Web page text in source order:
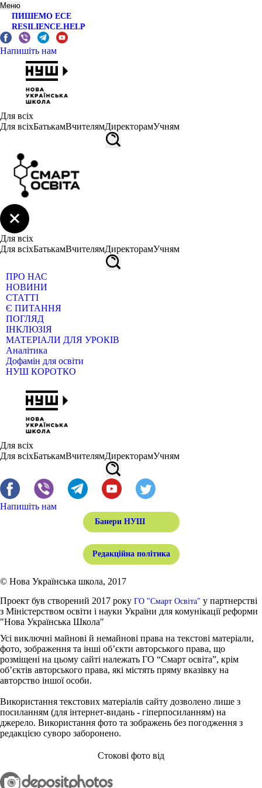
Меню
ПИШЕМО ЕСЕ
RESILIENCE.HELP
Напишіть нам
Для всіх
Для всіхБатькамВчителямДиректорамУчням
Для всіх
Для всіхБатькамВчителямДиректорамУчням
ПРО НАС
НОВИНИ
СТАТТІ
Є ПИТАННЯ
ПОГЛЯД
ІНКЛЮЗІЯ
МАТЕРІАЛИ ДЛЯ УРОКІВ
Аналітика
Дофамін для освіти
НУШ КОРОТКО
Для всіх
Для всіхБатькамВчителямДиректорамУчням
Напишіть нам
Банери НУШ
Редакційна політика
© Нова Українська школа, 2017
Проект був створений 2017 року ГО "Смарт Освіта" у партнерстві
з Міністерством освіти і науки України для комунікації реформи
"Нова Українська Школа"
Усі виключні майнові й немайнові права на текстові матеріали,
фото, зображення та інші об’єкти авторського права, що
розміщені на цьому сайті належать ГО “Смарт освіта”, крім
об’єктів авторського права, які містять пряму вказівку на
авторство іншої особи.
Використання текстових матеріалів сайту дозволено лише з
посиланням (для інтернет-видань - гіперпосиланням) на
джерело. Використання фото та зображень без погодження з
редакцією суворо заборонено.
Стокові фото від